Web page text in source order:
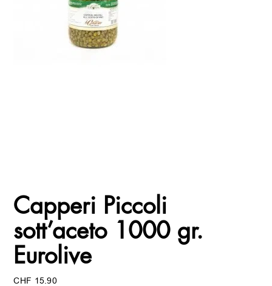
Capperi Piccoli
sott’aceto 1000 gr.
Eurolive
Preis
CHF 15.90